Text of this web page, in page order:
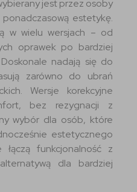
jest przez osoby
estetykę.
w wielu wersjach – od
oprawek po bardziej
nadają się do
zarówno do ubrań
Wersje korekcyjne
bez rezygnacji z
wybór dla osób, które
estetycznego
łączą funkcjonalność z
dla bardziej